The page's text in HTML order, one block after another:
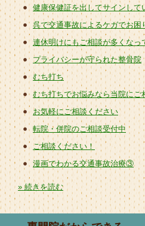
健康保健証を出してサインして
呉で交通事故によるケガでお困
連休明けにもご相談が多くなっ
プライバシーが守られた整骨院
むち打ち
むち打ちでお悩みなら当院にご
お気軽にご相談ください
転院・併院のご相談受付中
ご相談ください！
漫画でわかる交通事故治療③
» 続きを読む